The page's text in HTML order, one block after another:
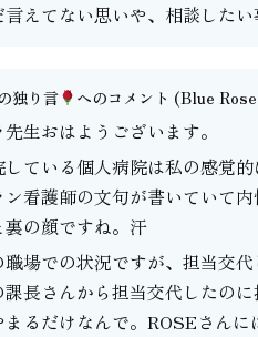
言えてない思いや、相談した
独り言 へのコメント (Blue
生おはようございます。
ている個人病院は私の感覚
ン看護師の文句が書いていて
の顔ですね。汗
職場での状況ですが、担当交
長さんから担当交代したの
まるだけなんで。ROSEさん